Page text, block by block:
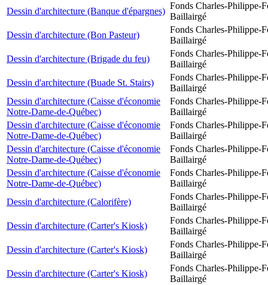
Dessin d'architecture (Banque d'épargnes)
Fonds Charles-Philippe-
Baillairgé
Dessin d'architecture (Bon Pasteur)
Fonds Charles-Philippe-
Baillairgé
Dessin d'architecture (Brigade du feu)
Fonds Charles-Philippe-
Baillairgé
Dessin d'architecture (Buade St. Stairs)
Fonds Charles-Philippe-
Baillairgé
Dessin d'architecture (Caisse d'économie
Notre-Dame-de-Québec)
Fonds Charles-Philippe-
Baillairgé
Dessin d'architecture (Caisse d'économie
Notre-Dame-de-Québec)
Fonds Charles-Philippe-
Baillairgé
Dessin d'architecture (Caisse d'économie
Notre-Dame-de-Québec)
Fonds Charles-Philippe-
Baillairgé
Dessin d'architecture (Caisse d'économie
Notre-Dame-de-Québec)
Fonds Charles-Philippe-
Baillairgé
Dessin d'architecture (Calorifère)
Fonds Charles-Philippe-
Baillairgé
Dessin d'architecture (Carter's Kiosk)
Fonds Charles-Philippe-
Baillairgé
Dessin d'architecture (Carter's Kiosk)
Fonds Charles-Philippe-
Baillairgé
Dessin d'architecture (Carter's Kiosk)
Fonds Charles-Philippe-
Baillairgé